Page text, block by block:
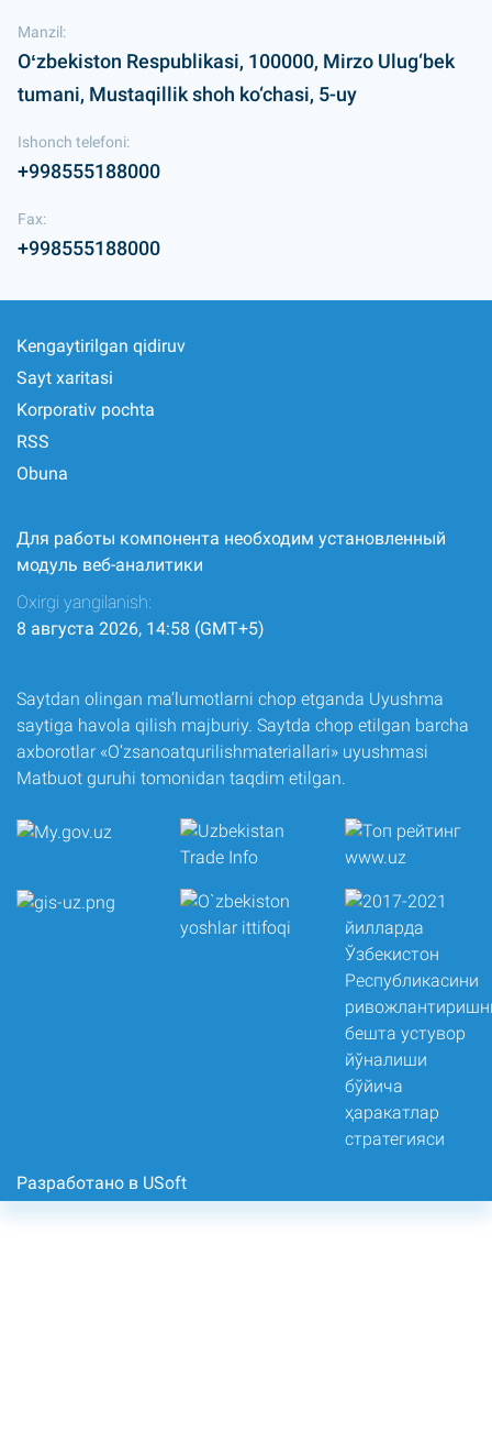
Manzil:
Oʻzbekiston Respublikasi, 100000, Mirzo Ulug‘bek
tumani, Mustaqillik shoh ko‘chasi, 5-uy
Ishonch telefoni:
+998555188000
Fax:
+998555188000
Kengaytirilgan qidiruv
Sayt xaritasi
Korporativ pochta
RSS
Obuna
Для работы компонента необходим установленный
модуль веб-аналитики
Oxirgi yangilanish:
8 августа 2026, 14:58 (GMT+5)
Saytdan olingan ma’lumotlarni chop etganda Uyushma
saytiga havola qilish majburiy. Saytda chop etilgan barcha
axborotlar «O‘zsanoatqurilishmateriallari» uyushmasi
Matbuot guruhi tomonidan taqdim etilgan.
Разработано в USoft